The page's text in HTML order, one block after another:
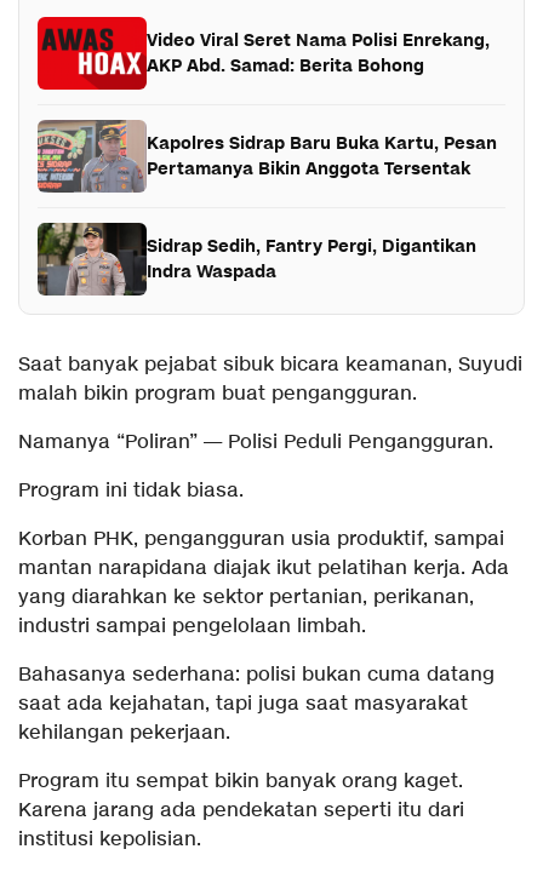
Video Viral Seret Nama Polisi Enrekang,
AKP Abd. Samad: Berita Bohong
Kapolres Sidrap Baru Buka Kartu, Pesan
Pertamanya Bikin Anggota Tersentak
Sidrap Sedih, Fantry Pergi, Digantikan
Indra Waspada
Saat banyak pejabat sibuk bicara keamanan, Suyudi
malah bikin program buat pengangguran.
Namanya “Poliran” — Polisi Peduli Pengangguran.
Program ini tidak biasa.
Korban PHK, pengangguran usia produktif, sampai
mantan narapidana diajak ikut pelatihan kerja. Ada
yang diarahkan ke sektor pertanian, perikanan,
industri sampai pengelolaan limbah.
Bahasanya sederhana: polisi bukan cuma datang
saat ada kejahatan, tapi juga saat masyarakat
kehilangan pekerjaan.
Program itu sempat bikin banyak orang kaget.
Karena jarang ada pendekatan seperti itu dari
institusi kepolisian.